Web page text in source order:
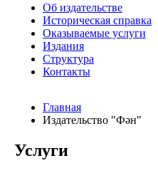
Об издательстве
Историческая справка
Оказываемые услуги
Издания
Структура
Контакты
Главная
Издательство "Фән"
Услуги